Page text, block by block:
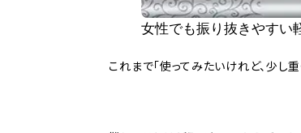
女性でも振り抜きやすい
これまで「使ってみたいけれど、少し